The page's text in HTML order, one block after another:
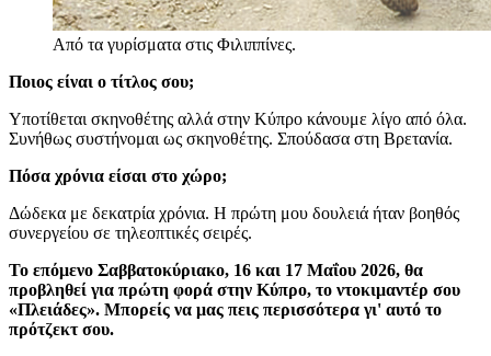
Από τα γυρίσματα στις Φιλιππίνες.
Ποιος είναι ο τίτλος σου;
Υποτίθεται σκηνοθέτης αλλά στην Κύπρο κάνουμε λίγο από όλα.
Συνήθως συστήνομαι ως σκηνοθέτης. Σπούδασα στη Βρετανία.
Πόσα χρόνια είσαι στο χώρο;
Δώδεκα με δεκατρία χρόνια. Η πρώτη μου δουλειά ήταν βοηθός
συνεργείου σε τηλεοπτικές σειρές.
Το επόμενο Σαββατοκύριακο, 16 και 17 Μαΐου 2026, θα
προβληθεί για πρώτη φορά στην Κύπρο, το ντοκιμαντέρ σου
«Πλειάδες». Μπορείς να μας πεις περισσότερα γι' αυτό το
πρότζεκτ σου.